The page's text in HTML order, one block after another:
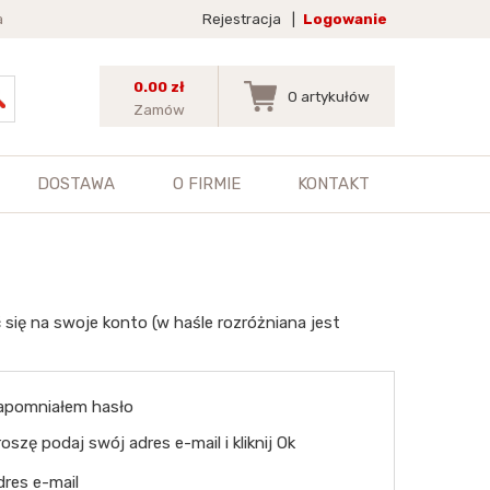
Rejestracja Logowanie
0.00 zł
Zamów
0 artykułów
DOSTAWA O FIRMIE KONTAKT
na swoje konto (w haśle rozróżniana jest
hasło
podaj swój adres e-mail i kliknij Ok
e-mail